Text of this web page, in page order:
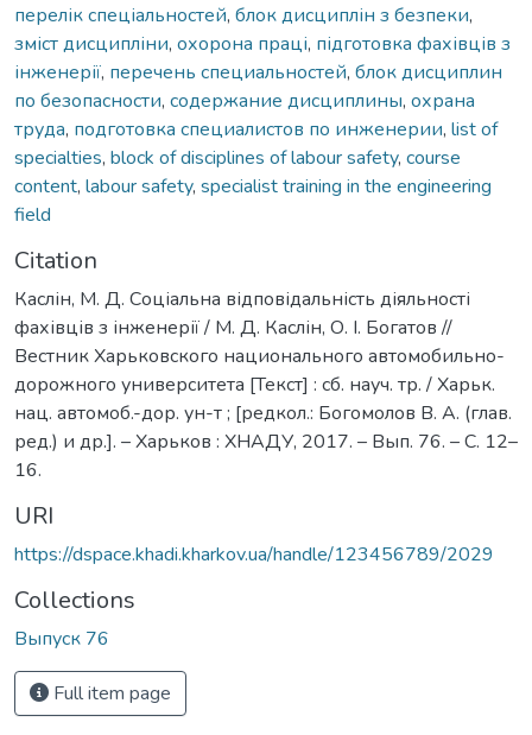
перелік спеціальностей, блок дисциплін з безпеки,
зміст дисципліни, охорона праці, підготовка фахівців з
інженерії, перечень специальностей, блок дисциплин
по безопасности, содержание дисциплины, охрана
труда, подготовка специалистов по инженерии, list of
specialties, block of disciplines of labour safety, course
content, labour safety, specialist training in the engineering
field
Citation
Каслін, М. Д. Соціальна відповідальність діяльності
фахівців з інженерії / М. Д. Каслін, О. І. Богатов //
Вестник Харьковского национального автомобильно-
дорожного университета [Текст] : сб. науч. тр. / Харьк.
нац. автомоб.-дор. ун-т ; [редкол.: Богомолов В. А. (глав.
ред.) и др.]. – Харьков : ХНАДУ, 2017. – Вып. 76. – C. 12–
16.
URI
https://dspace.khadi.kharkov.ua/handle/123456789/2029
Collections
Выпуск 76
Full item page